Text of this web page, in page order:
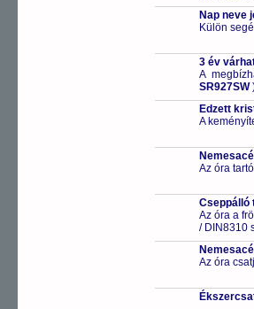
Nap neve
Külön
3 év
A
SR927SW
Edzett
A
Az óra
Cseppálló
Az óra a
/ DIN8310
Az óra